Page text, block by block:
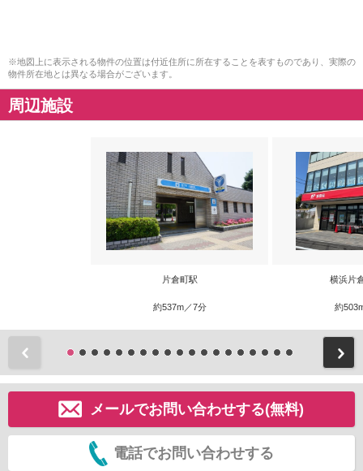
※地図上に表示される物件の位置は付近住所に所在することを表すものであり、実際の
物件所在地とは異なる場合がございます。
周辺施設
片倉町駅
約537m／7分
横浜片
約
メールでお問い合わせする(無料)
電話でお問い合わせする